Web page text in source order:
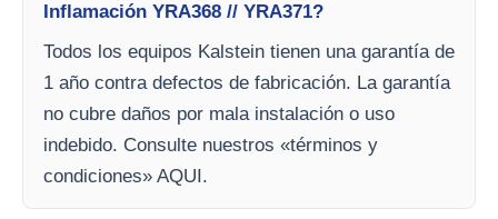
Inflamación YRA368 // YRA371?
Todos los equipos Kalstein tienen una garantía de
1 año contra defectos de fabricación. La garantía
no cubre daños por mala instalación o uso
indebido. Consulte nuestros «términos y
condiciones» AQUI.